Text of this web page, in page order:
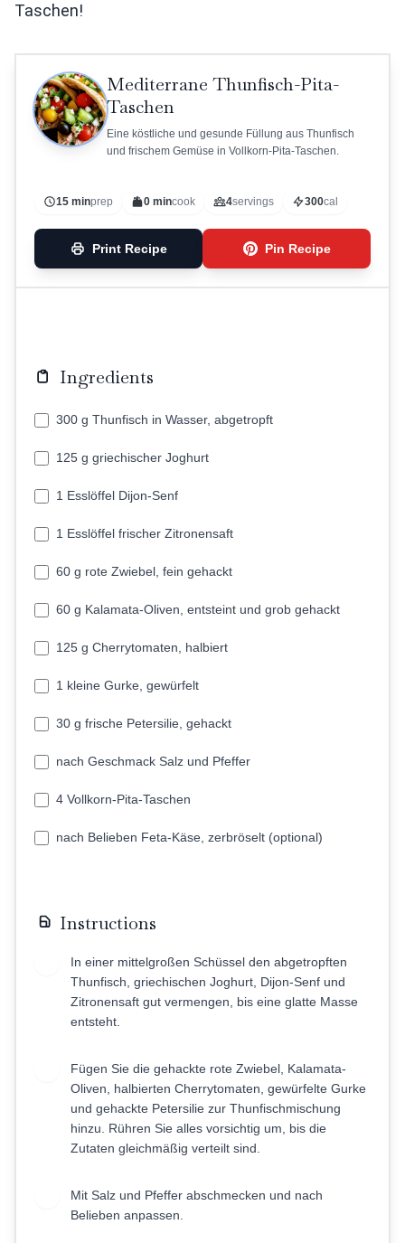
Taschen!
Mediterrane Thunfisch-Pita-
Taschen
Eine köstliche und gesunde Füllung aus Thunfisch
und frischem Gemüse in Vollkorn-Pita-Taschen.
15 minprep 0 mincook 4servings 300cal
Print Recipe Pin Recipe
Ingredients
300 g Thunfisch in Wasser, abgetropft
125 g griechischer Joghurt
1 Esslöffel Dijon-Senf
1 Esslöffel frischer Zitronensaft
60 g rote Zwiebel, fein gehackt
60 g Kalamata-Oliven, entsteint und grob gehackt
125 g Cherrytomaten, halbiert
1 kleine Gurke, gewürfelt
30 g frische Petersilie, gehackt
nach Geschmack Salz und Pfeffer
4 Vollkorn-Pita-Taschen
nach Belieben Feta-Käse, zerbröselt (optional)
Instructions
In einer mittelgroßen Schüssel den abgetropften
Thunfisch, griechischen Joghurt, Dijon-Senf und
Zitronensaft gut vermengen, bis eine glatte Masse
entsteht.
Fügen Sie die gehackte rote Zwiebel, Kalamata-
Oliven, halbierten Cherrytomaten, gewürfelte Gurke
und gehackte Petersilie zur Thunfischmischung
hinzu. Rühren Sie alles vorsichtig um, bis die
Zutaten gleichmäßig verteilt sind.
Mit Salz und Pfeffer abschmecken und nach
Belieben anpassen.